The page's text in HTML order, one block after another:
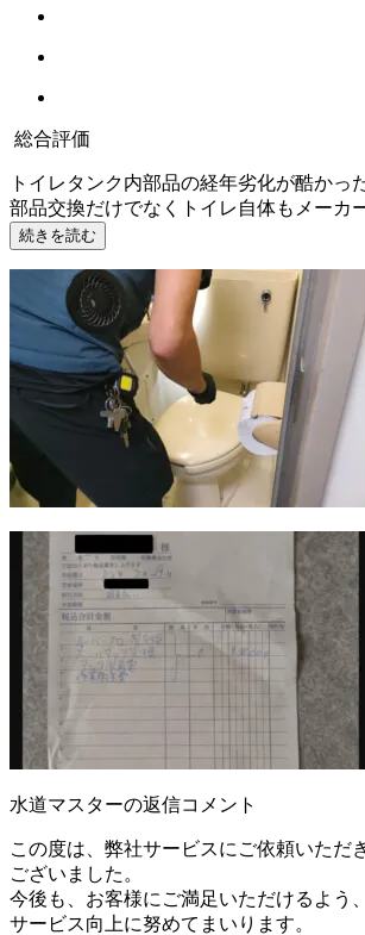
総合評価
トイレタンク内部品の経年劣化が酷かっ
部品交換だけでなくトイレ自体もメーカ
続きを読む
水道マスターの返信コメント
この度は、弊社サービスにご依頼いただ
ございました。
今後も、お客様にご満足いただけるよう
サービス向上に努めてまいります。